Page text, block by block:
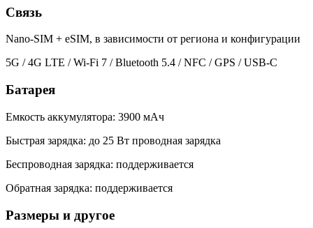
Связь
Nano-SIM + eSIM, в зависимости от региона и конфигурации
5G / 4G LTE / Wi-Fi 7 / Bluetooth 5.4 / NFC / GPS / USB-C
Батарея
Емкость аккумулятора: 3900 мАч
Быстрая зарядка: до 25 Вт проводная зарядка
Беспроводная зарядка: поддерживается
Обратная зарядка: поддерживается
Размеры и другое